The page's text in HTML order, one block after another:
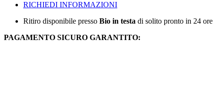
RICHIEDI INFORMAZIONI
Ritiro disponibile presso Bio in testa di solito pronto in 24 ore
PAGAMENTO SICURO GARANTITO: